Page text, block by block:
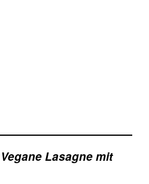
Lasagne mit